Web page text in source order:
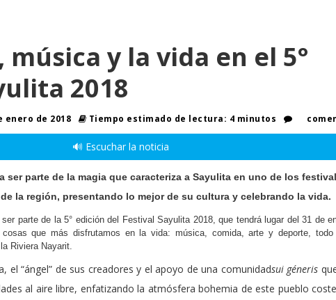
y la vida en el 5°
2018
enero de 2018 Tiempo estimado de lectura: 4 minutos
🔊 Escuchar la noticia
ser parte de la magia que caracteriza a Sayulita en uno de los
la región, presentando lo mejor de su cultura y celebrando la vida.
parte de la 5° edición del Festival Sayulita 2018, que tendrá lugar del 31 de
que más disfrutamos en la vida: música, comida, arte y deporte,
Riviera Nayarit.
el “ángel” de sus creadores y el apoyo de una comunidadsui géneris
al aire libre, enfatizando la atmósfera bohemia de este pueblo